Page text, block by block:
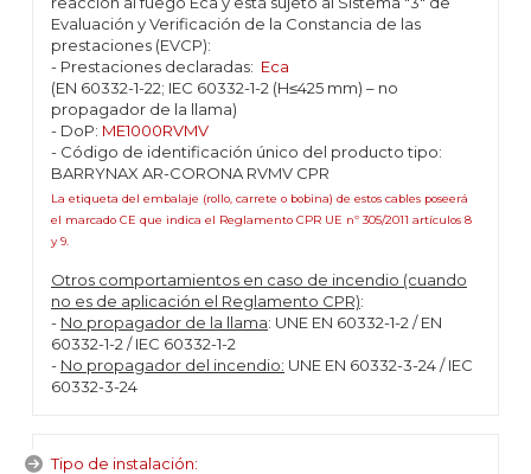
Evaluación y Verificación de la Constancia de las
prestaciones (EVCP):
- Prestaciones declaradas: Eca
(EN 60332-1-22; IEC 60332-1-2 (H≤425 mm) – no
propagador de la llama)
- DoP: ME1000RVMV
- Código de identificación único del producto tipo:
BARRYNAX AR-CORONA RVMV CPR
La etiqueta del embalaje (rollo, carrete o bobina) de estos cables poseerá
el marcado CE que indica el Reglamento CPR UE nº 305/2011 artículos 8
y 9.
Otros comportamientos en caso de incendio (cuando
no es de aplicación el Reglamento CPR):
- No propagador de la llama: UNE EN 60332-1-2 / EN
60332-1-2 / IEC 60332-1-2
- No propagador del incendio: UNE EN 60332-3-24 / IEC
60332-3-24
Tipo de instalación: